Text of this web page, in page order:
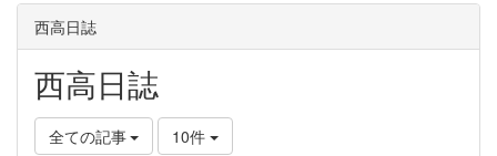
西高日誌
西高日誌
全ての記事 10件